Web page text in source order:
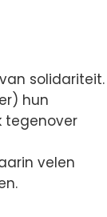
solidariteit.
hun
tegenover
velen